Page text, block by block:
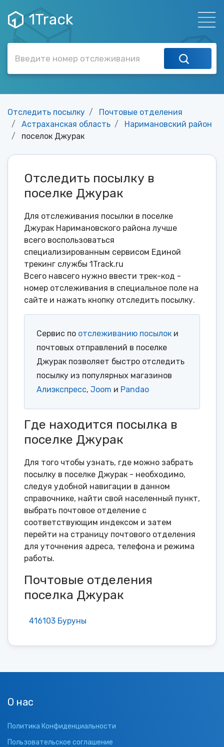
1Track
Отследить посылку
Почтовые отделения
Астраханская область
Наримановский район
поселок Джурак
Отследить посылку в
поселке Джурак
Для отслеживания посылки в поселке
Джурак Наримановского района лучше
всего воспользоваться
специализированным сервисом Единой
трекинг службы 1Track.ru
Всего навсего нужно ввести трек-код -
номер отслеживания в специальное поле на
сайте и нажать кнопку отследить посылку.
Сервис по отслеживанию посылок и
почтовых отправлений в поселке
Джурак позволяет быстро отследить
посылку из популярных магазинов
Алиэкспресс, Joom и Pandao
Где находится посылка в
поселке Джурак
Для того чтобы узнать, где можно забрать
посылку в поселке Джурак - необходимо,
следуя удобной навигации в данном
справочнике, найти свой населенный пункт,
выбрать почтовое отделение с
соответствующим индексом и затем
перейти на страницу почтового отделения
для уточнения адреса, телефона и режима
работы.
Почтовые отделения
поселка Джурак
416103 Буруны
О нас
Политика Конфиденциальности
Пользовательское соглашение